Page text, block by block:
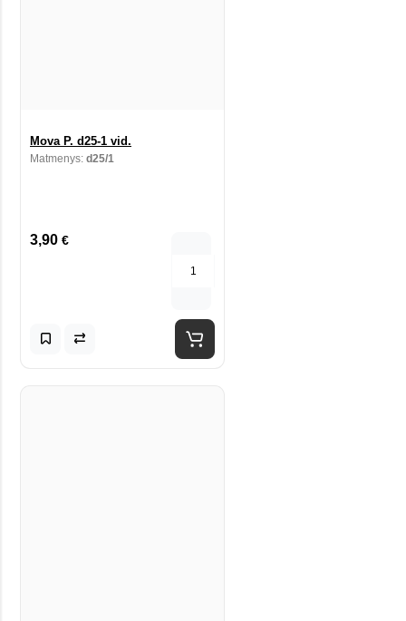
Mova P. d25-1 vid.
Matmenys: d25/1
3,90 €